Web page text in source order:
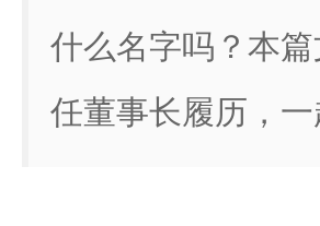
什么名字吗？本
任董事长履历，